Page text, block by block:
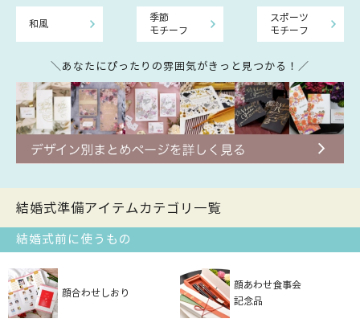
和風
季節
モチーフ
スポーツ
モチーフ
＼あなたにぴったりの雰囲気がきっと見つかる！／
結婚式準備アイテムカテゴリ一覧
結婚式前に使うもの
顔合わせしおり
顔あわせ食事会
記念品